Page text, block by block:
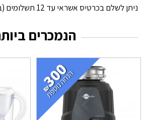
ניתן לשלם בכרטיס אשראי עד 12 תשלומים (בתוספת ריבית)
הנמכרים